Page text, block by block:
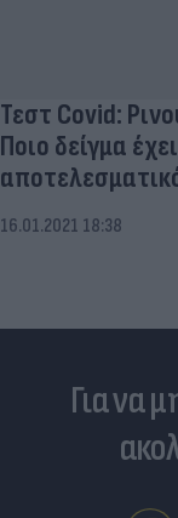
Τεστ Covid:
Ποιο δείγμα
16.01.2021 18:38
Για να